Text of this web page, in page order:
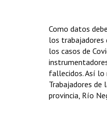
Como datos
los trabajadores
los casos de
fallecidos. Así lo
Trabajadores de
provincia, Río